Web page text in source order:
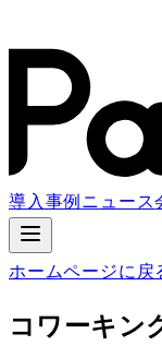
導入事例 ニュース
ホームページに戻
コワーキン